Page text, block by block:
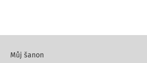
Můj šanon